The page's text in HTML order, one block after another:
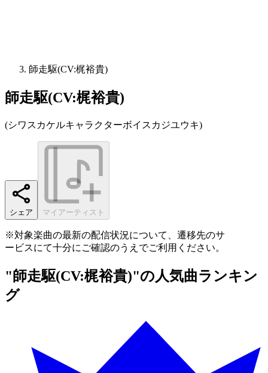
師走駆(CV:梶裕貴)
師走駆(CV:梶裕貴)
(シワスカケルキャラクターボイスカジユウキ)
シェア マイアーティスト
※対象楽曲の最新の配信状況について、遷移先のサ
ービスにて十分にご確認のうえでご利用ください。
"師走駆(CV:梶裕貴)"の人気曲ランキン
グ